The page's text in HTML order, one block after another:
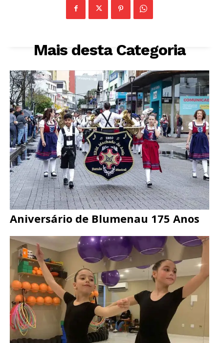
Mais desta Categoria
Aniversário de Blumenau 175 Anos